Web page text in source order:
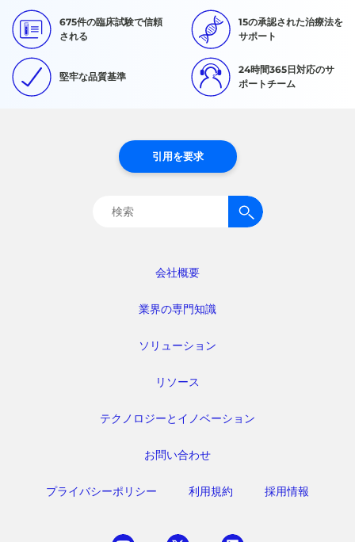
675件の臨床試験で信頼
される
15の承認された治療法を
サポート
堅牢な品質基準
24時間365日対応のサ
ポートチーム
会社概要
業界の専門知識
ソリューション
リソース
テクノロジーとイノベーション
お問い合わせ
プライバシーポリシー 利用規約 採用情報
引用を要求
検